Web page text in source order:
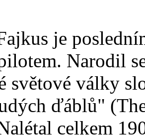
je
Narodil
světové války
ďáblů"
celkem